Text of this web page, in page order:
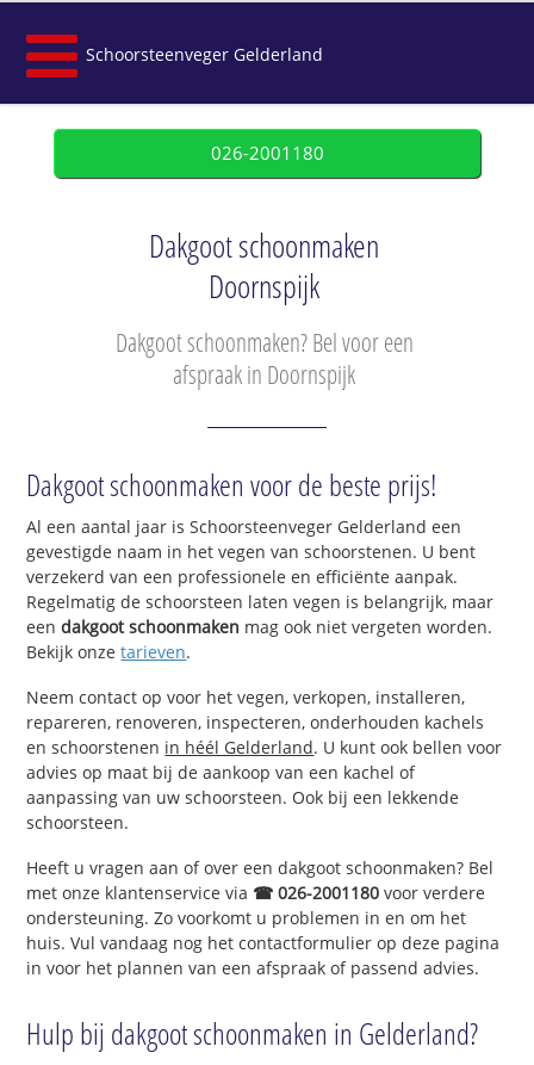
Schoorsteenveger Gelderland
026-2001180
Dakgoot schoonmaken
Doornspijk
Dakgoot schoonmaken? Bel voor een
afspraak in Doornspijk
Dakgoot schoonmaken voor de beste prijs!
Al een aantal jaar is Schoorsteenveger Gelderland een
gevestigde naam in het vegen van schoorstenen. U bent
verzekerd van een professionele en efficiënte aanpak.
Regelmatig de schoorsteen laten vegen is belangrijk, maar
eendakgoot schoonmaken mag ook niet vergeten worden.
Bekijk onzetarieven.
Neem contact op voor het vegen, verkopen, installeren,
repareren, renoveren, inspecteren, onderhouden kachels
en schoorstenen in héél Gelderland. U kunt ook bellen voor
advies op maat bij de aankoop van een kachel of
aanpassing van uw schoorsteen. Ook bij een lekkende
schoorsteen.
Heeft u vragen aan of over een dakgoot schoonmaken? Bel
met onze klantenservice via ☎ 026-2001180 voor verdere
ondersteuning. Zo voorkomt u problemen in en om het
huis. Vul vandaag nog het contactformulier op deze pagina
in voor het plannen van een afspraak of passend advies.
Hulp bij dakgoot schoonmaken in Gelderland?